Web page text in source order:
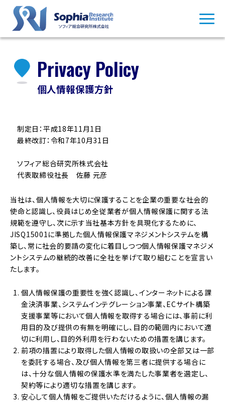
Privacy Policy
個人情報保護方針
制定日：平成18年11月1日
最終改訂：令和7年10月31日
ソフィア総合研究所株式会社
代表取締役社長 佐藤 元彦
当社は、個人情報を大切に保護することを企業の重要な社会的
使命と認識し、役員はじめ全従業者が個人情報保護に関する法
規範を遵守し、次に示す当社基本方針を具現化するために、
JISQ15001に準拠した個人情報保護マネジメントシステムを構
築し、常に社会的要請の変化に着目しつつ個人情報保護マネジメ
ントシステムの継続的改善に全社を挙げて取り組むことを宣言い
たします。
個人情報保護の重要性を強く認識し、インターネットによる課
金決済事業、システムインテグレーション事業、ECサイト構築
支援事業等において個人情報を取得する場合には、事前に利
用目的及び提供の有無を明確にし、目的の範囲内において適
切に利用し、目的外利用を行わないための措置を講じます。
前項の措置により取得した個人情報の取扱いの全部又は一部
を委託する場合、及び個人情報を第三者に提供する場合に
は、十分な個人情報の保護水準を満たした事業者を選定し、
契約等により適切な措置を講じます。
安心して個人情報をご提供いただけるように、個人情報の漏